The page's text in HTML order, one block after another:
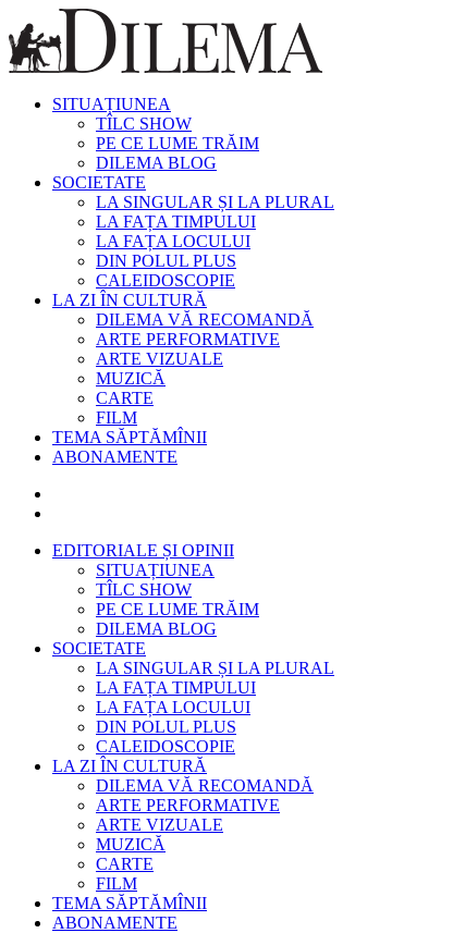
SITUAȚIUNEA
TÎLC SHOW
PE CE LUME TRĂIM
DILEMA BLOG
SOCIETATE
LA SINGULAR ȘI LA PLURAL
LA FAȚA TIMPULUI
LA FAȚA LOCULUI
DIN POLUL PLUS
CALEIDOSCOPIE
LA ZI ÎN CULTURĂ
DILEMA VĂ RECOMANDĂ
ARTE PERFORMATIVE
ARTE VIZUALE
MUZICĂ
CARTE
FILM
TEMA SĂPTĂMÎNII
ABONAMENTE
EDITORIALE ȘI OPINII
SITUAȚIUNEA
TÎLC SHOW
PE CE LUME TRĂIM
DILEMA BLOG
SOCIETATE
LA SINGULAR ȘI LA PLURAL
LA FAȚA TIMPULUI
LA FAȚA LOCULUI
DIN POLUL PLUS
CALEIDOSCOPIE
LA ZI ÎN CULTURĂ
DILEMA VĂ RECOMANDĂ
ARTE PERFORMATIVE
ARTE VIZUALE
MUZICĂ
CARTE
FILM
TEMA SĂPTĂMÎNII
ABONAMENTE